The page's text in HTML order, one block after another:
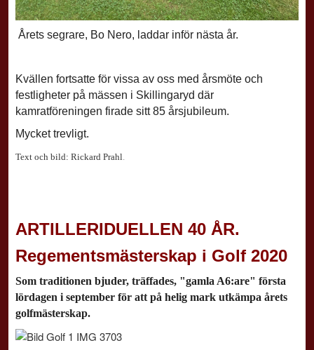
Årets segrare, Bo Nero, laddar inför nästa år.
Kvällen fortsatte för vissa av oss med årsmöte och
festligheter på mässen i Skillingaryd där
kamratföreningen firade sitt 85 årsjubileum.
Mycket trevligt.
Text och bild: Rickard Prahl.
ARTILLERIDUELLEN 40 ÅR.
Regementsmästerskap i Golf 2020
Som traditionen bjuder, träffades, "gamla A6:are" första
lördagen i september för att på helig mark utkämpa årets
golfmästerskap.